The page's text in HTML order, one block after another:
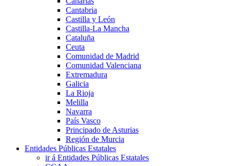
Cantabria
Castilla y León
Castilla-La Mancha
Cataluña
Ceuta
Comunidad de Madrid
Comunidad Valenciana
Extremadura
Galicia
La Rioja
Melilla
Navarra
País Vasco
Principado de Asturias
Región de Murcia
Entidades Públicas Estatales
ir á Entidades Públicas Estatales